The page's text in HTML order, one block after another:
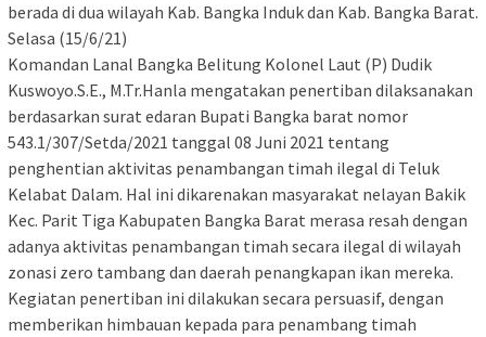
berada di dua wilayah Kab. Bangka Induk dan Kab. Bangka Barat.
Selasa (15/6/21)
Komandan Lanal Bangka Belitung Kolonel Laut (P) Dudik
Kuswoyo.S.E., M.Tr.Hanla mengatakan penertiban dilaksanakan
berdasarkan surat edaran Bupati Bangka barat nomor
543.1/307/Setda/2021 tanggal 08 Juni 2021 tentang
penghentian aktivitas penambangan timah ilegal di Teluk
Kelabat Dalam. Hal ini dikarenakan masyarakat nelayan Bakik
Kec. Parit Tiga Kabupaten Bangka Barat merasa resah dengan
adanya aktivitas penambangan timah secara ilegal di wilayah
zonasi zero tambang dan daerah penangkapan ikan mereka.
Kegiatan penertiban ini dilakukan secara persuasif, dengan
memberikan himbauan kepada para penambang timah